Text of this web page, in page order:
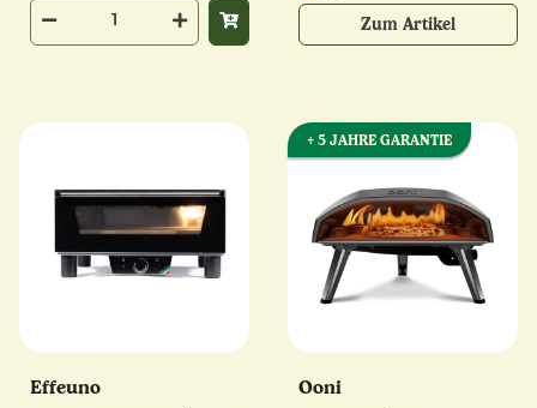
Zum Artikel
Effeuno
+ 5 JAHRE GARANTIE
Ooni